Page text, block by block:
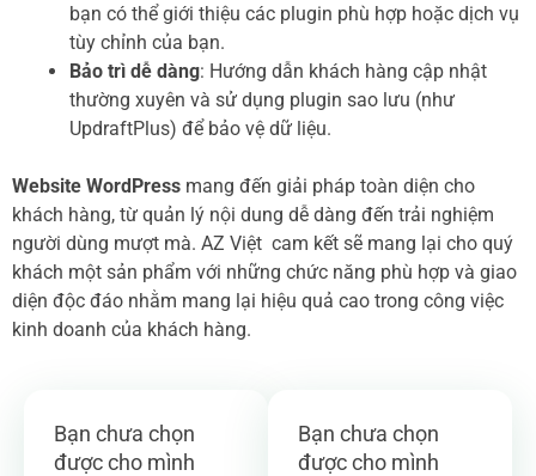
bạn có thể giới thiệu các plugin phù hợp hoặc dịch vụ
tùy chỉnh của bạn.
Bảo trì dễ dàng: Hướng dẫn khách hàng cập nhật
thường xuyên và sử dụng plugin sao lưu (như
UpdraftPlus) để bảo vệ dữ liệu.
Website WordPress mang đến giải pháp toàn diện cho
khách hàng, từ quản lý nội dung dễ dàng đến trải nghiệm
người dùng mượt mà. AZ Việt cam kết sẽ mang lại cho quý
khách một sản phẩm với những chức năng phù hợp và giao
diện độc đáo nhằm mang lại hiệu quả cao trong công việc
kinh doanh của khách hàng.
Bạn chưa chọn
được cho mình
Bạn chưa chọn
được cho mình